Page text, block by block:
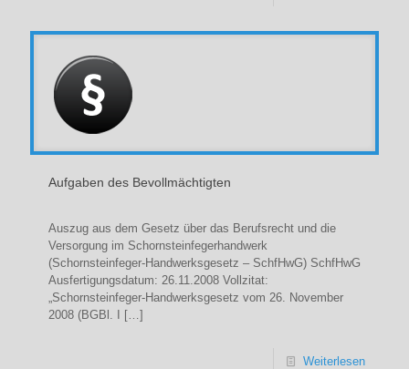
Aufgaben des Bevollmächtigten
Auszug aus dem Gesetz über das Berufsrecht und die
Versorgung im Schornsteinfegerhandwerk
(Schornsteinfeger-Handwerksgesetz – SchfHwG) SchfHwG
Ausfertigungsdatum: 26.11.2008 Vollzitat:
„Schornsteinfeger-Handwerksgesetz vom 26. November
2008 (BGBl. I
[…]
Weiterlesen